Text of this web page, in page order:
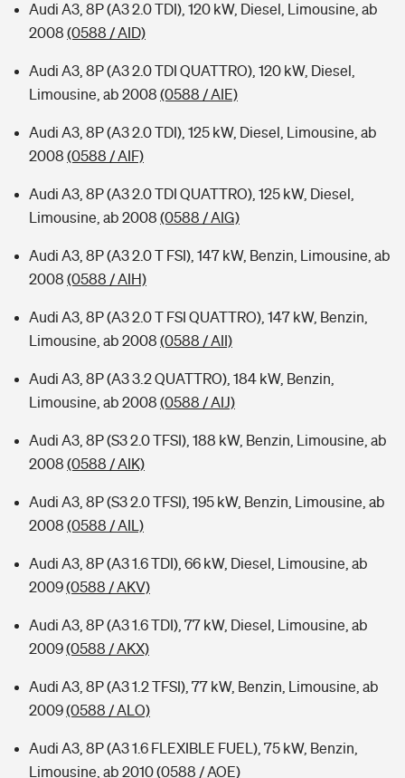
Audi A3, 8P (A3 2.0 TDI), 120 kW, Diesel, Limousine, ab
2008 (0588 / AID)
Audi A3, 8P (A3 2.0 TDI QUATTRO), 120 kW, Diesel,
Limousine, ab 2008 (0588 / AIE)
Audi A3, 8P (A3 2.0 TDI), 125 kW, Diesel, Limousine, ab
2008 (0588 / AIF)
Audi A3, 8P (A3 2.0 TDI QUATTRO), 125 kW, Diesel,
Limousine, ab 2008 (0588 / AIG)
Audi A3, 8P (A3 2.0 T FSI), 147 kW, Benzin, Limousine, ab
2008 (0588 / AIH)
Audi A3, 8P (A3 2.0 T FSI QUATTRO), 147 kW, Benzin,
Limousine, ab 2008 (0588 / AII)
Audi A3, 8P (A3 3.2 QUATTRO), 184 kW, Benzin,
Limousine, ab 2008 (0588 / AIJ)
Audi A3, 8P (S3 2.0 TFSI), 188 kW, Benzin, Limousine, ab
2008 (0588 / AIK)
Audi A3, 8P (S3 2.0 TFSI), 195 kW, Benzin, Limousine, ab
2008 (0588 / AIL)
Audi A3, 8P (A3 1.6 TDI), 66 kW, Diesel, Limousine, ab
2009(0588 / AKV)
Audi A3, 8P (A3 1.6 TDI), 77 kW, Diesel, Limousine, ab
2009(0588 / AKX)
Audi A3, 8P (A3 1.2 TFSI), 77 kW, Benzin, Limousine, ab
2009(0588 / ALO)
Audi A3, 8P (A3 1.6 FLEXIBLE FUEL), 75 kW, Benzin,
Limousine, ab 2010(0588 / AOE)